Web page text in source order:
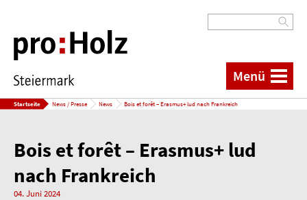
Menü
Startseite News / Presse News Bois et forêt – Erasmus+ lud nach Frankreich
Bois et forêt – Erasmus+ lud
nach Frankreich
04. Juni 2024